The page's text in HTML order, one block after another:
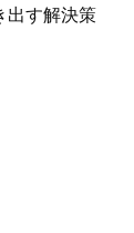
出す解決策